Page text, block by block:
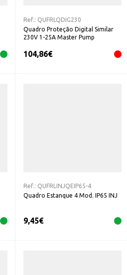
Ref.: QUFRLQDIG230
Quadro Proteção Digital Similar
230V 1-25A Master Pump
104,86€
Ref.: QUFRLINJQEIP65-4
Quadro Estanque 4 Mod. IP65 INJ
9,45€